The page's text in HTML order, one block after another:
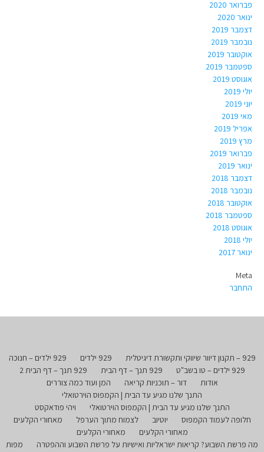
פברואר 2020
ינואר 2020
דצמבר 2019
נובמבר 2019
אוקטובר 2019
ספטמבר 2019
אוגוסט 2019
יולי 2019
יוני 2019
מאי 2019
אפריל 2019
מרץ 2019
פברואר 2019
ינואר 2019
דצמבר 2018
נובמבר 2018
אוקטובר 2018
ספטמבר 2018
אוגוסט 2018
יולי 2018
ינואר 2017
Meta
התחבר
929 – תקנון דיוור שיווקי ותקשורת דיגיטלית 929 ילדים
929 ילדים – חנוכה
929 ילדים – טו בשב"ט
929 תנך – דף הבית
929 תנך – דף הבית 2
אודות
דור – תוכניות קריאה
המן ועוד כמה צוררים
התנך שלנו מגיע עד הבית | הקמפוס הוירטואלי
התנך שלנו מגיע עד הבית | הקמפוס הוירטואלי
ויהי פודאקסט
חלופה לעמוד הקמפוס
יוטיוב לצמוח מתוך הערפל
מאחורי הקלעים
מאחורי הקלעים
מאחורי הקלעים
מה פרשת השבוע? קריאות ישראליות ואישיות על פרשת השבוע וההפטרה
מפות